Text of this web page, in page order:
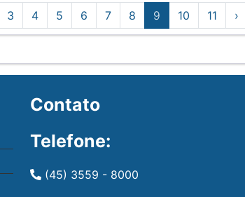
3 4 5 6 7 8 9 10 11 ›
Contato
Telefone:
(45) 3559 - 8000